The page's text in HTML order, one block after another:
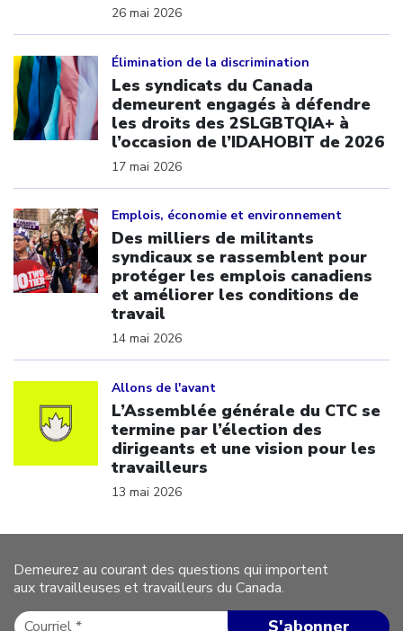
26 mai 2026
Élimination de la discrimination
Les syndicats du Canada
demeurent engagés à défendre
les droits des 2SLGBTQIA+ à
l’occasion de l’IDAHOBIT de 2026
17 mai 2026
Emplois, économie et environnement
Des milliers de militants
syndicaux se rassemblent pour
protéger les emplois canadiens
et améliorer les conditions de
travail
14 mai 2026
Allons de l'avant
L’Assemblée générale du CTC se
termine par l’élection des
dirigeants et une vision pour les
travailleurs
13 mai 2026
Demeurez au courant des questions qui importent
aux travailleuses et travailleurs du Canada.